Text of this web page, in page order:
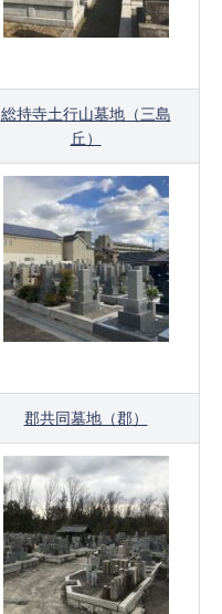
総持寺土行山墓地（三島
丘）
郡共同墓地（郡）